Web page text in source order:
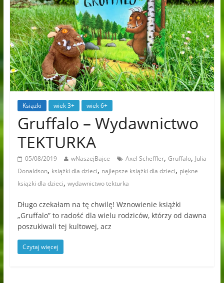
Książki wiek 3+ wiek 6+
Gruffalo – Wydawnictwo
TEKTURKA
05/08/2019 wNaszejBajce Axel Scheffler, Gruffalo, Julia
Donaldson, książki dla dzieci, najlepsze książki dla dzieci, piękne
książki dla dzieci, wydawnictwo tekturka
Długo czekałam na tę chwilę! Wznowienie książki
„Gruffalo” to radość dla wielu rodziców, którzy od dawna
poszukiwali tej kultowej, acz
Czytaj więcej